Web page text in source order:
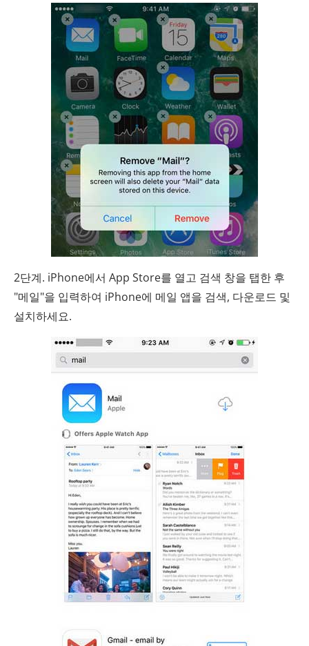
2단계. iPhone에서 App Store를 열고 검색 창을 탭한 후
"메일"을 입력하여 iPhone에 메일 앱을 검색, 다운로드 및
설치하세요.